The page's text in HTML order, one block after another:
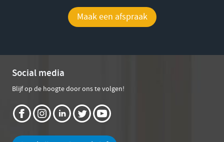
Maak een afspraak
Social media
Blijf op de hoogte door ons te volgen!